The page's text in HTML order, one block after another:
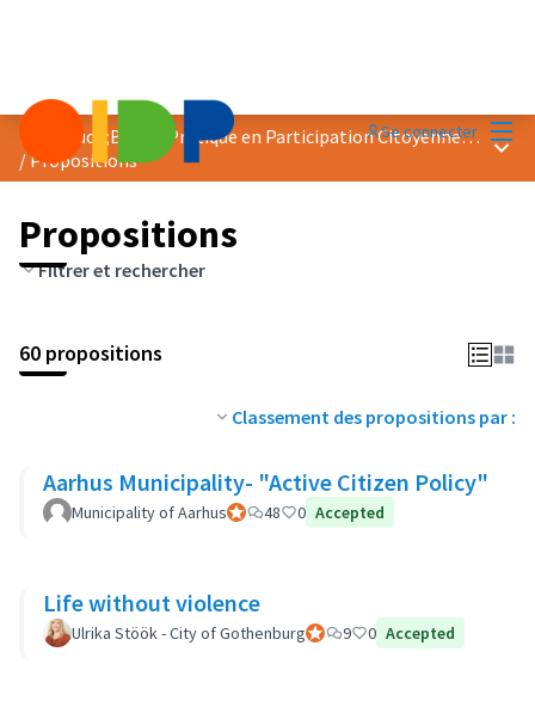
Se connecter
Prix &quot;Bonne Pratique en Participation Citoyenne&quot; 2018
/Propositions
Propositions
Filtrer et rechercher
60 propositions
Classement des propositions par :
Aarhus Municipality- "Active Citizen Policy"
Municipality of AarhusParticipant officiel
48 0 Accepted
Life without violence
Ulrika Stöök - City of GothenburgParticipant officiel
9 0 Accepted